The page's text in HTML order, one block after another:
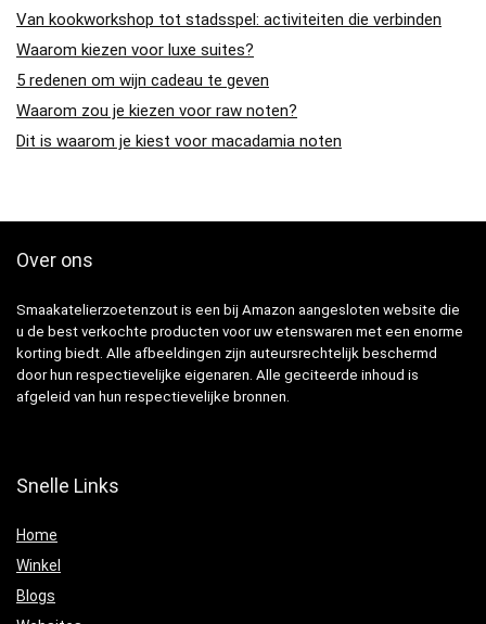
Van kookworkshop tot stadsspel: activiteiten die verbinden
Waarom kiezen voor luxe suites?
5 redenen om wijn cadeau te geven
Waarom zou je kiezen voor raw noten?
Dit is waarom je kiest voor macadamia noten
Over ons
Smaakatelierzoetenzout is een bij Amazon aangesloten website die
u de best verkochte producten voor uw etenswaren met een enorme
korting biedt. Alle afbeeldingen zijn auteursrechtelijk beschermd
door hun respectievelijke eigenaren. Alle geciteerde inhoud is
afgeleid van hun respectievelijke bronnen.
Snelle Links
Home
Winkel
Blogs